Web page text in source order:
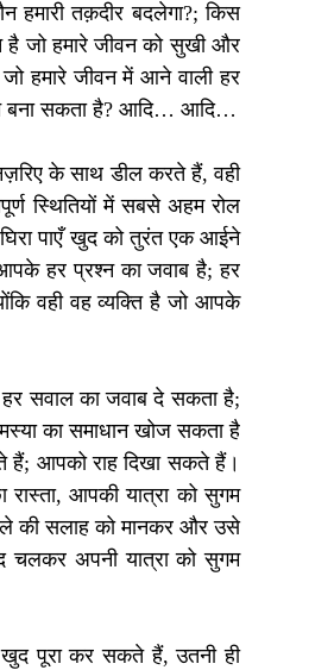
हमारी तक़दीर बदलेगा?; किस
है जो हमारे जीवन को सुखी और
हमारे जीवन में आने वाली हर
के साथ डील करते हैं, वही
स्थितियों में सबसे अहम रोल
घिरा पाएँ खुद को तुरंत एक आईने
हर प्रश्न का जवाब है; हर
वही वह व्यक्ति है जो आपके
सवाल का जवाब दे सकता है;
का समाधान खोज सकता है
आपको राह दिखा सकते हैं।
आपकी यात्रा को सुगम
की सलाह को मानकर और उसे
चलकर अपनी यात्रा को सुगम
पूरा कर सकते हैं, उतनी ही